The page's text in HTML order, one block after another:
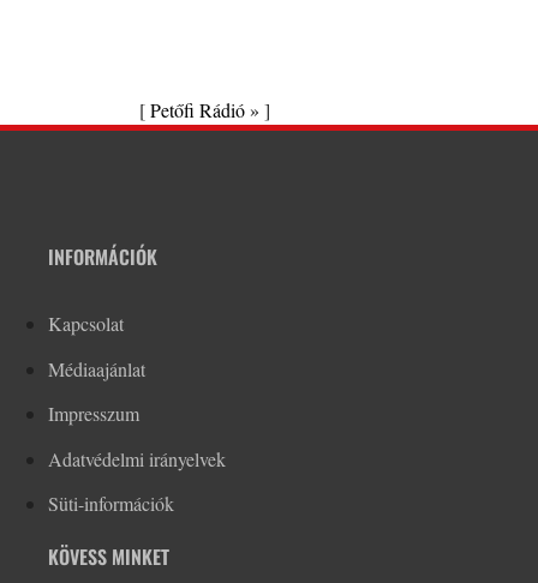
[Petőfi Rádió » ]
INFORMÁCIÓK
Kapcsolat
Médiaajánlat
Impresszum
Adatvédelmi irányelvek
Süti-információk
KÖVESS MINKET